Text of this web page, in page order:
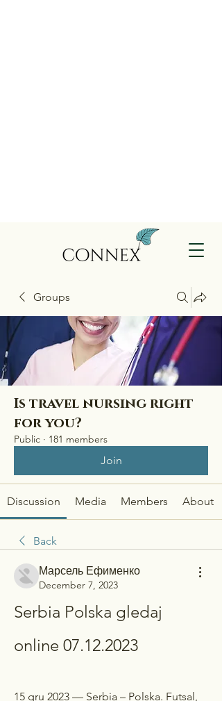
Groups
Is travel nursing right
for you?
Public · 181 members
Join
Discussion Media Members About
Back
Марсель Ефименко
December 7, 2023
Serbia Polska gledaj
online 07.12.2023
15 gru 2023 — Serbia – Polska. Futsal,